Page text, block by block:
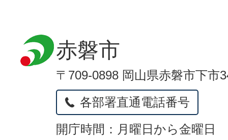
赤磐市
〒709-0898 岡山県赤磐市下市
各部署直通電話番号
開庁時間：月曜日から金曜日